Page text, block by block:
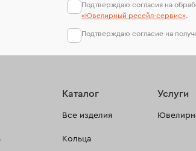
Подтверждаю согласия на
«Ювелирный ресейл-сервиc».
Подтверждаю согласие на
Каталог
Все изделия
Кольца
Услуги